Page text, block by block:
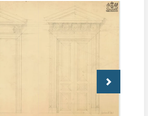
Következő